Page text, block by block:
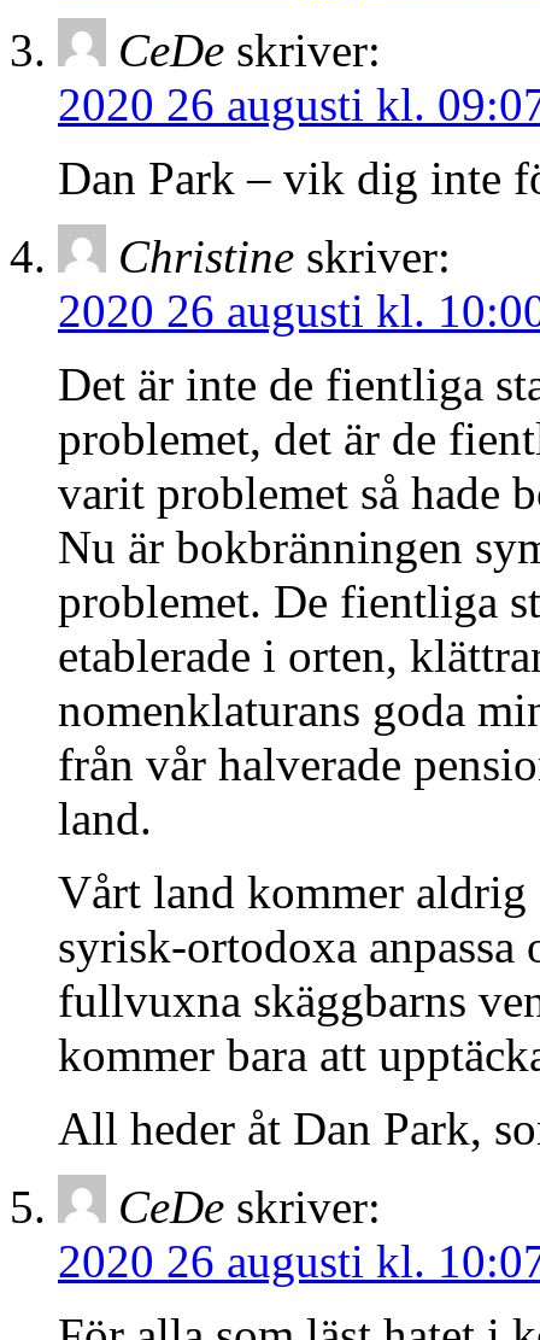
CeDe skriver:
2020 26 augusti kl.
Dan Park – vik dig inte
Christine skriver:
2020 26 augusti kl.
Det är inte de fientliga
problemet, det är de
varit problemet så hade
Nu är bokbränningen
problemet. De fientliga
etablerade i orten,
nomenklaturans goda
från vår halverade
land.
Vårt land kommer
syrisk-ortodoxa
fullvuxna skäggbarns
kommer bara att
All heder åt Dan Park,
CeDe skriver:
2020 26 augusti kl.